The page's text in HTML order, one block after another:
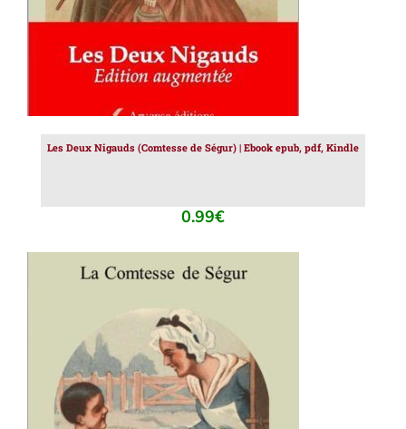
Les Deux Nigauds (Comtesse de Ségur) | Ebook epub, pdf, Kindle
0.99€